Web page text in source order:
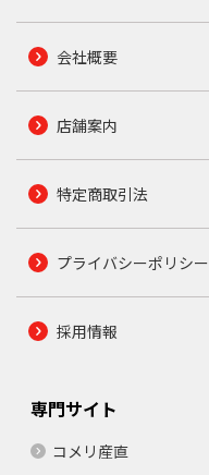
会社概要
店舗案内
特定商取引法
プライバシーポリシー
採用情報
専門サイト
コメリ産直